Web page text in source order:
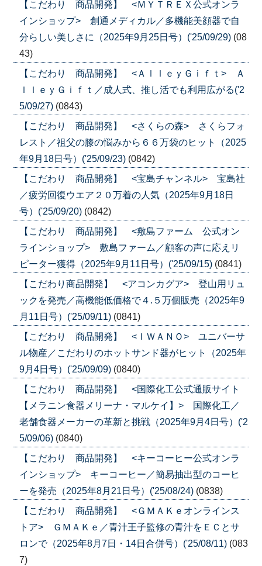
【こだわり 商品開発】 <ＭＹＴＲＥＸ公式オンラ
インショップ> 創通メディカル／多機能美顔器で自
分らしい美しさに（2025年9月25日号）('25/09/29) (08
43)
【こだわり 商品開発】 <ＡｌｌｅｙＧｉｆｔ> Ａ
ｌｌｅｙＧｉｆｔ／成人式、推し活でも利用広がる('2
5/09/27) (0843)
【こだわり 商品開発】 <さくらの森> さくらフォ
レスト／祖父の膝の悩みから６６万袋のヒット（2025
年9月18日号）('25/09/23) (0842)
【こだわり 商品開発】 <宝島チャンネル> 宝島社
／疲労回復ウエア２０万着の人気（2025年9月18日
号）('25/09/20) (0842)
【こだわり 商品開発】 <敷島ファーム 公式オン
ラインショップ> 敷島ファーム／顧客の声に応えリ
ピーター獲得（2025年9月11日号）('25/09/15) (0841)
【こだわり商品開発】 <アコンカグア> 登山用リュ
ックを発売／高機能低価格で４.５万個販売（2025年9
月11日号）('25/09/11) (0841)
【こだわり 商品開発】 <ＩＷＡＮＯ> ユニバーサ
ル物産／こだわりのホットサンド器がヒット（2025年
9月4日号）('25/09/09) (0840)
【こだわり 商品開発】 <国際化工公式通販サイト
【メラニン食器メリーナ・マルケイ】> 国際化工／
老舗食器メーカーの革新と挑戦（2025年9月4日号）('2
5/09/06) (0840)
【こだわり 商品開発】 <キーコーヒー公式オンラ
インショップ> キーコーヒー／簡易抽出型のコーヒ
ーを発売（2025年8月21日号）('25/08/24) (0838)
【こだわり 商品開発】 <ＧＭＡＫｅオンラインス
トア> ＧＭＡＫｅ／青汁王子監修の青汁をＥＣとサ
ロンで（2025年8月7日・14日合併号）('25/08/11) (083
7)